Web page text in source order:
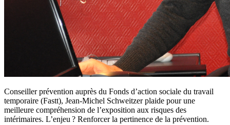
Conseiller prévention auprès du Fonds d’action sociale du travail
temporaire (Fastt), Jean-Michel Schweitzer plaide pour une
meilleure compréhension de l’exposition aux risques des
intérimaires. L’enjeu ? Renforcer la pertinence de la prévention.